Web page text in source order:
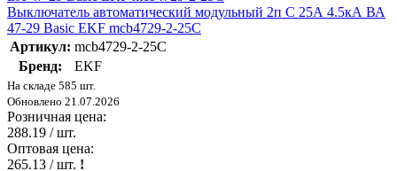
Выключатель автоматический модульный 2п C 25А 4.5кА ВА
47-29 Basic EKF mcb4729-2-25C
Артикул: mcb4729-2-25C
Бренд:
EKF
На складе 585 шт.
Обновлено 21.07.2026
Розничная цена:
288.19 / шт.
Оптовая цена:
265.13 / шт. !